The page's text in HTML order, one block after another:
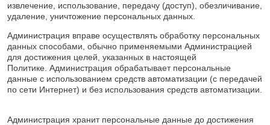
извлечение, использование, передачу (доступ), обезличивание,
удаление, уничтожение персональных данных.
Администрация вправе осуществлять обработку персональных
данных способами, обычно применяемыми Администрацией
для достижения целей, указанных в настоящей
Политике. Администрация обрабатывает персональные
данные с использованием средств автоматизации (с передачей
по сети Интернет) и без использования средств автоматизации.
Администрация хранит персональные данные до достижения